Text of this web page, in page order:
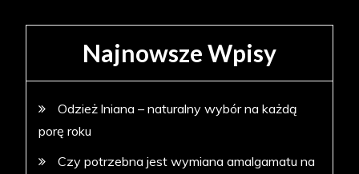
Najnowsze Wpisy
Odzież lniana – naturalny wybór na każdą
porę roku
Czy potrzebna jest wymiana amalgamatu na